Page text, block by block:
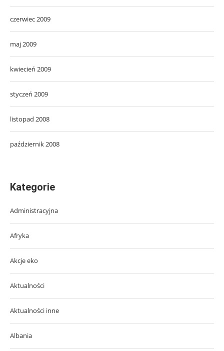
czerwiec 2009
maj 2009
kwiecień 2009
styczeń 2009
listopad 2008
październik 2008
Kategorie
Administracyjna
Afryka
Akcje eko
Aktualności
Aktualności inne
Albania